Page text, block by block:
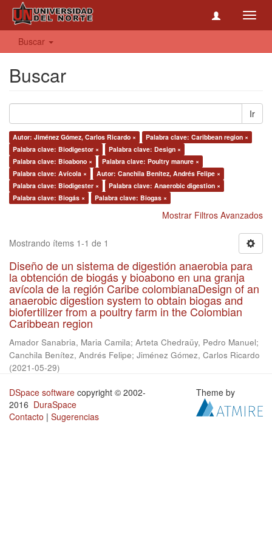
Buscar
Buscar
Ir
Autor: Jiménez Gómez, Carlos Ricardo ×
Palabra clave: Caribbean region ×
Palabra clave: Biodigestor ×
Palabra clave: Design ×
Palabra clave: Bioabono ×
Palabra clave: Poultry manure ×
Palabra clave: Avícola ×
Autor: Canchila Benítez, Andrés Felipe ×
Palabra clave: Biodigester ×
Palabra clave: Anaerobic digestion ×
Palabra clave: Biogás ×
Palabra clave: Biogas ×
Mostrar Filtros Avanzados
Mostrando ítems 1-1 de 1
Diseño de un sistema de digestión anaerobia para
la obtención de biogás y bioabono en una granja
avícola de la región Caribe colombianaDesign of an
anaerobic digestion system to obtain biogas and
biofertilizer from a poultry farm in the Colombian
Caribbean region
Amador Sanabria, Maria Camila; Arteta Chedraüy, Pedro Manuel;
Canchila Benítez, Andrés Felipe; Jiménez Gómez, Carlos Ricardo
(2021-05-29)
DSpace software copyright © 2002-
2016 DuraSpace
Contacto | Sugerencias
Theme by